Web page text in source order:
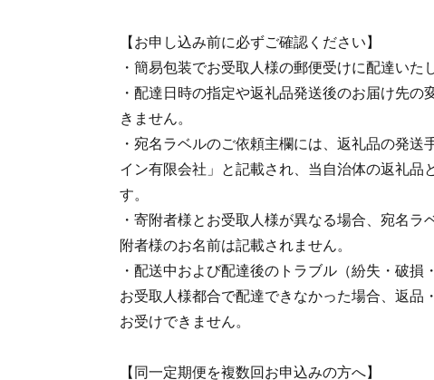
【お申し込み前に必ずご確認ください】
・簡易包装でお受取人様の郵便受けに配達いた
・配達日時の指定や返礼品発送後のお届け先の
きません。
・宛名ラベルのご依頼主欄には、返礼品の発送
イン有限会社」と記載され、当自治体の返礼品
す。
・寄附者様とお受取人様が異なる場合、宛名ラ
附者様のお名前は記載されません。
・配送中および配達後のトラブル（紛失・破損
お受取人様都合で配達できなかった場合、返品
お受けできません。
【同一定期便を複数回お申込みの方へ】